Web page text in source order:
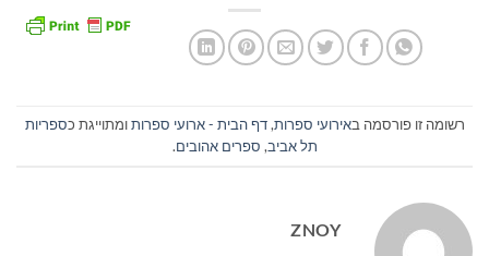
רשומה זו פורסמה באירועי ספרות,דף הבית - ארועי ספרותומתוייגת כספריות
תל אביב, ספרים אהובים.
ZNOY